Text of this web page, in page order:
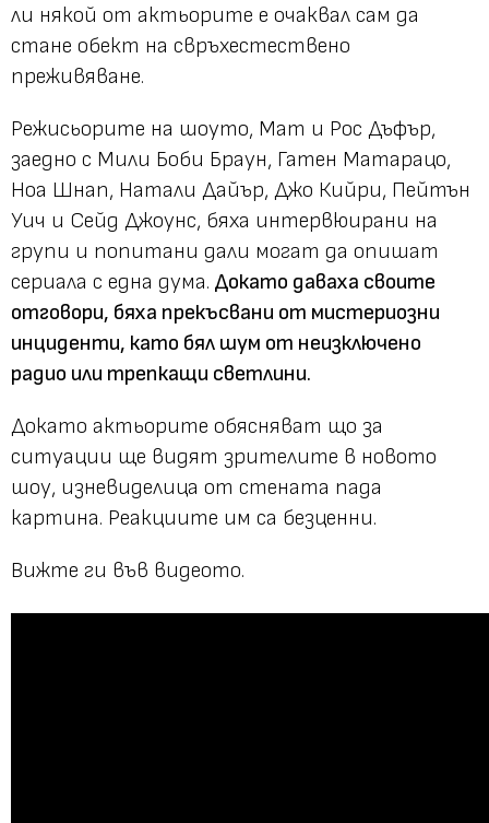
ли някой от актьорите е очаквал сам да
стане обект на свръхестествено
преживяване.
Режисьорите на шоуто, Мат и Рос Дъфър,
заедно с Мили Боби Браун, Гатен Матарацо,
Ноа Шнап, Натали Дайър, Джо Кийри, Пейтън
Уич и Сейд Джоунс, бяха интервюирани на
групи и попитани дали могат да опишат
сериала с една дума. Докато даваха своите
отговори, бяха прекъсвани от мистериозни
инциденти, като бял шум от неизключено
радио или трепкащи светлини.
Докато актьорите обясняват що за
ситуации ще видят зрителите в новото
шоу, изневиделица от стената пада
картина. Реакциите им са безценни.
Вижте ги във видеото.